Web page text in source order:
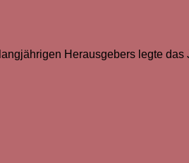
Herausgebers legte das